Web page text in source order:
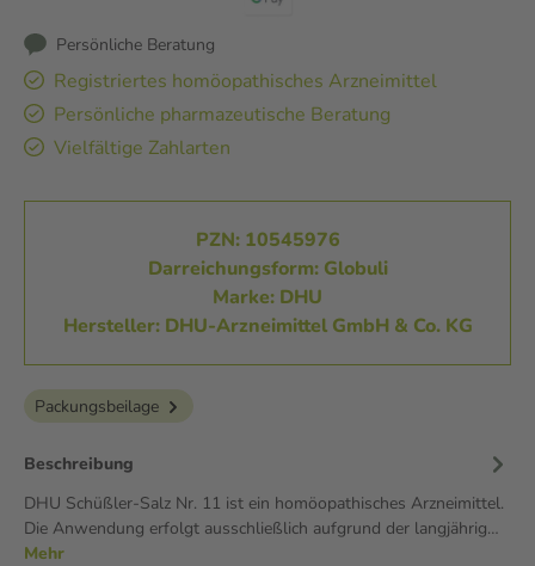
Persönliche Beratung
Registriertes homöopathisches Arzneimittel
Persönliche pharmazeutische Beratung
Vielfältige Zahlarten
PZN: 10545976
Darreichungsform: Globuli
Marke: DHU
Hersteller: DHU-Arzneimittel GmbH & Co. KG
Packungsbeilage
Beschreibung
DHU Schüßler-Salz Nr. 11 ist ein homöopathisches Arzneimittel.
Die Anwendung erfolgt ausschließlich aufgrund der langjährig…
Mehr